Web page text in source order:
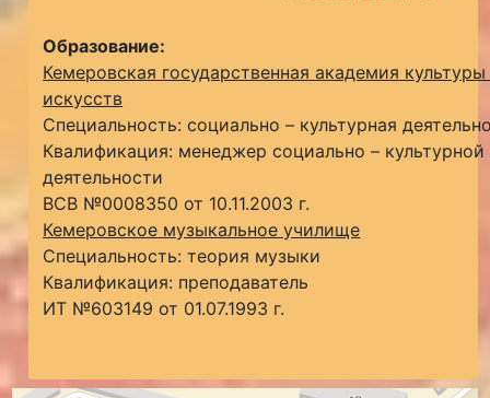
Образование:
Кемеровская государственная академия
искусств
Специальность: социально – культурная
Квалификация: менеджер социально – культурной
деятельности
ВСВ №0008350 от 10.11.2003 г.
Кемеровское музыкальное училище
Специальность: теория музыки
Квалификация: преподаватель
ИТ №603149 от 01.07.1993 г.